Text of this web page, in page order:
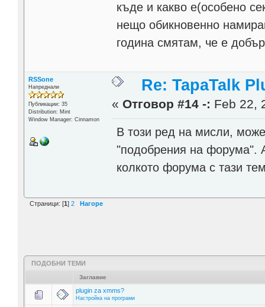
къде и какво е(особено
нещо обикновенно
година смятам, че е
RSSone
Напреднали
Публикации: 35
Distribution: Mint
Window Manager: Cinnamon
Re: TapaTalk
« Отговор #14 -: Feb 22,
В този ред на мисли,
"подобрения на форума".
колкото форума с тази
Страници: [1] 2 Нагоре
ПОДОБНИ ТЕМИ
Заглавие
plugin za xmms?
Настройка на програми